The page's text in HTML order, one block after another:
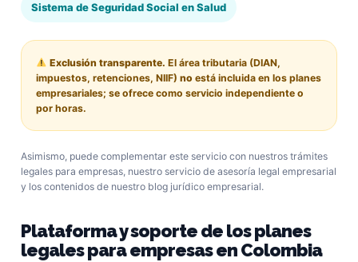
Sistema de Seguridad Social en Salud
Exclusión transparente. El área tributaria (DIAN,
impuestos, retenciones, NIIF) no está incluida en los planes
empresariales; se ofrece como servicio independiente o
por horas.
Asimismo, puede complementar este servicio con nuestros trámites
legales para empresas, nuestro servicio de asesoría legal empresarial
y los contenidos de nuestro blog jurídico empresarial.
Plataforma y soporte de los planes
legales para empresas en Colombia